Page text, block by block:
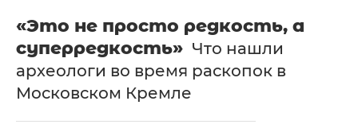
«Это не просто редкость, а
суперредкость» Что нашли
археологи во время раскопок в
Московском Кремле